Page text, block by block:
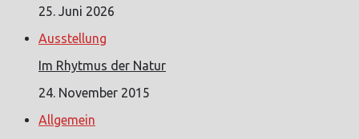
25. Juni 2026
Ausstellung
Im Rhytmus der Natur
24. November 2015
Allgemein